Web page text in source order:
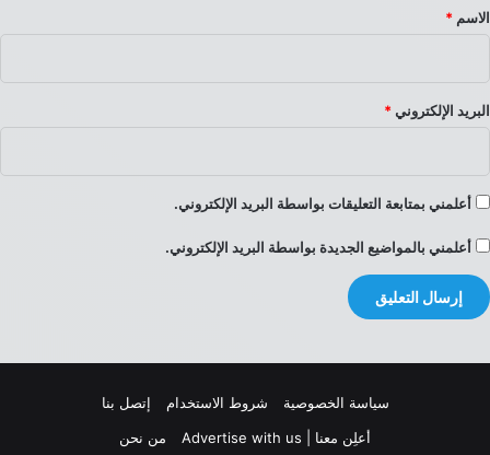
*
الاسم *
البريد الإلكتروني *
أعلمني بمتابعة التعليقات بواسطة البريد الإلكتروني.
أعلمني بالمواضيع الجديدة بواسطة البريد الإلكتروني.
سياسة الخصوصية شروط الاستخدام
إتصل بنا
أعلِن معنا | Advertise with us
من نحن